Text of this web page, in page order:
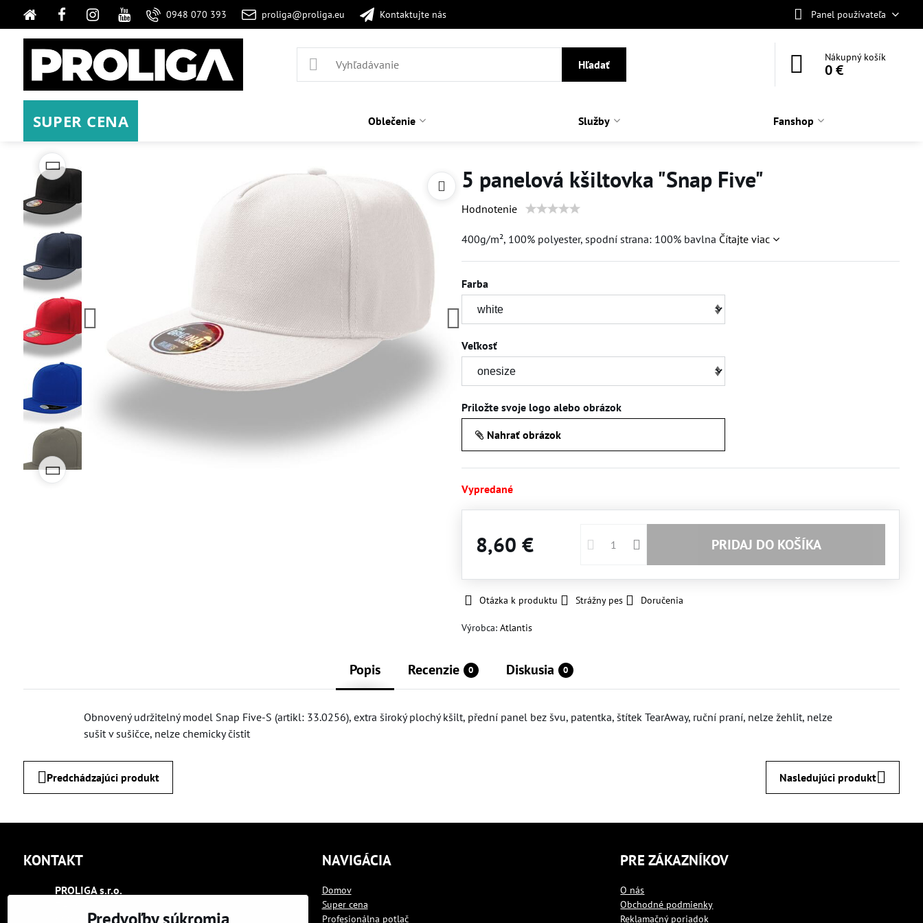
0948 070 393 proliga@proliga.eu Kontaktujte nás Panel používateľa
Hľadať
Nákupný košík
0 €
SUPER CENA Oblečenie Služby Fanshop
5 panelová kšiltovka "Snap Five"
Hodnotenie
400g/m², 100% polyester, spodní strana: 100% bavlna Čítajte viac
Farba
Veľkosť
Priložte svoje logo alebo obrázok
Nahrať obrázok
Vypredané
8,60 € PRIDAJ DO KOŠÍKA
Otázka k produktu Strážny pes Doručenia
Výrobca: Atlantis
Popis Recenzie 0 Diskusia 0
Obnovený udržitelný model Snap Five-S (artikl: 33.0256), extra široký plochý kšilt, přední panel bez švu, patentka, štítek TearAway, ruční praní, nelze žehlit, nelze
sušit v sušičce, nelze chemicky čistit
Predchádzajúci produkt Nasledujúci produkt
KONTAKT
PROLIGA s​.r​.o​.
Kasárenská 2404
NAVIGÁCIA
Domov
Super cena
Profesionálna potlač
PRE ZÁKAZNÍKOV
O nás
Obchodné podmienky
Reklamačný poriadok